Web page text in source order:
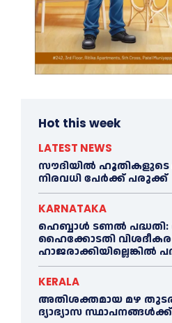
Hot this week
LATEST NEWS
സൗദിയിൽ
നിരവധി പേർക്ക് പരുക്ക്
KARNATAKA
ഹെബ്ബാൾ ടണൽ പദ്ധതി:
ഹൈക്കോടതി
ഹാജരാക്കിയില്ലെങ്കിൽ
KERALA
അതിശക്തമായ മഴ
ദ്യാ​ഭ്യാ​സ